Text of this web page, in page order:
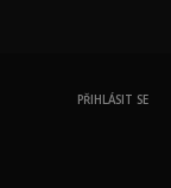
PŘIHLÁSIT SE